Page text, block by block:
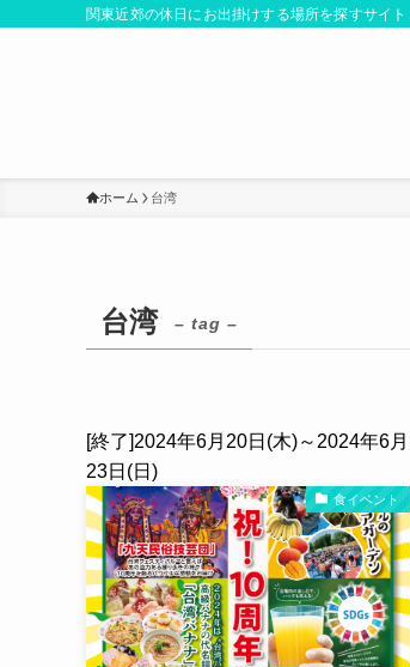
関東近郊の休日にお出掛けする場所を探すサイト
ホーム 台湾
台湾 – tag –
[終了]2024年6月20日(木)～2024年6月
23日(日)
食イベント